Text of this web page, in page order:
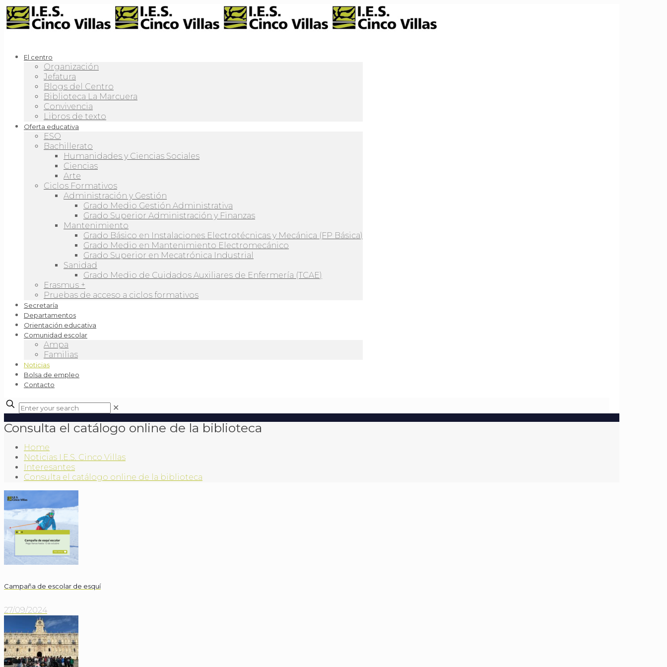
El centro
Organización
Jefatura
Blogs del Centro
Biblioteca La Marcuera
Convivencia
Libros de texto
Oferta educativa
ESO
Bachillerato
Humanidades y Ciencias Sociales
Ciencias
Arte
Ciclos Formativos
Administración y Gestión
Grado Medio Gestión Administrativa
Grado Superior Administración y Finanzas
Mantenimiento
Grado Básico en Instalaciones Electrotécnicas y Mecánica (FP Básica)
Grado Medio en Mantenimiento Electromecánico
Grado Superior en Mecatrónica Industrial
Sanidad
Grado Medio de Cuidados Auxiliares de Enfermería (TCAE)
Erasmus +
Pruebas de acceso a ciclos formativos
Secretaría
Departamentos
Orientación educativa
Comunidad escolar
Ampa
Familias
Noticias
Bolsa de empleo
Contacto
✕
Consulta el catálogo online de la biblioteca
Home
Noticias I.E.S. Cinco Villas
Interesantes
Consulta el catálogo online de la biblioteca
Campaña de escolar de esquí
27/09/2024